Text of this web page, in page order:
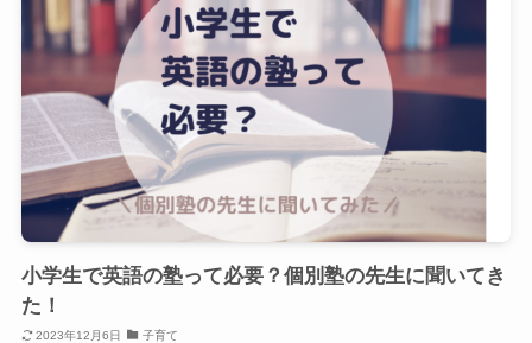
小学生で英語の塾って必要？個別塾の先生に聞いてき
た！
2023年12月6日 子育て